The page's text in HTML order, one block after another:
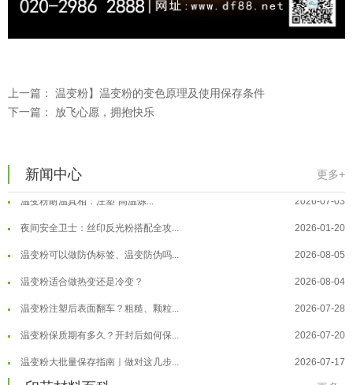
上一篇： 温变粉】温变粉的变色原理及使用保存条件
下一篇： 放飞心愿，拥抱快乐
新闻中心 更多+
温变粉适合做热变还是冷变？ 2026-08-04
温变粉大批量保存指南｜做对这几步...
温变粉"罢工"指南：为...
温变粉"烤"问：长期加... 2026-07-07
温变粉耐温真相：注塑"高温炼... 2026-07-03
夜间安全卫士：丝印反光粉搭配全攻... 2026-01-20
温变粉可以做防伪标签、温变防伪吗... 2026-08-05
温变粉适合做热变还是冷变？ 2026-08-04
温变粉注塑后表面翻车？粗糙、颗粒... 2026-07-28
温变粉保质期有多久？开封后如何保... 2026-07-20
温变粉大批量保存指南｜做对这几步... 2026-07-17
温变粉丝印到底用多少目网版？这篇... 2026-06-11
反光粉太久不用结块要怎么处理？
印花温变粉最适合用在什么行业上呢...
油性反光粉怎么印花效果最好？
超细反光粉怎么印牢度才会更好？
反光粉是永久有效的吗？能用多久？
外墙涂料中怎么添加反光粉使用？
超细反光粉需要搭配什么胶浆使用？ 2025-06-03